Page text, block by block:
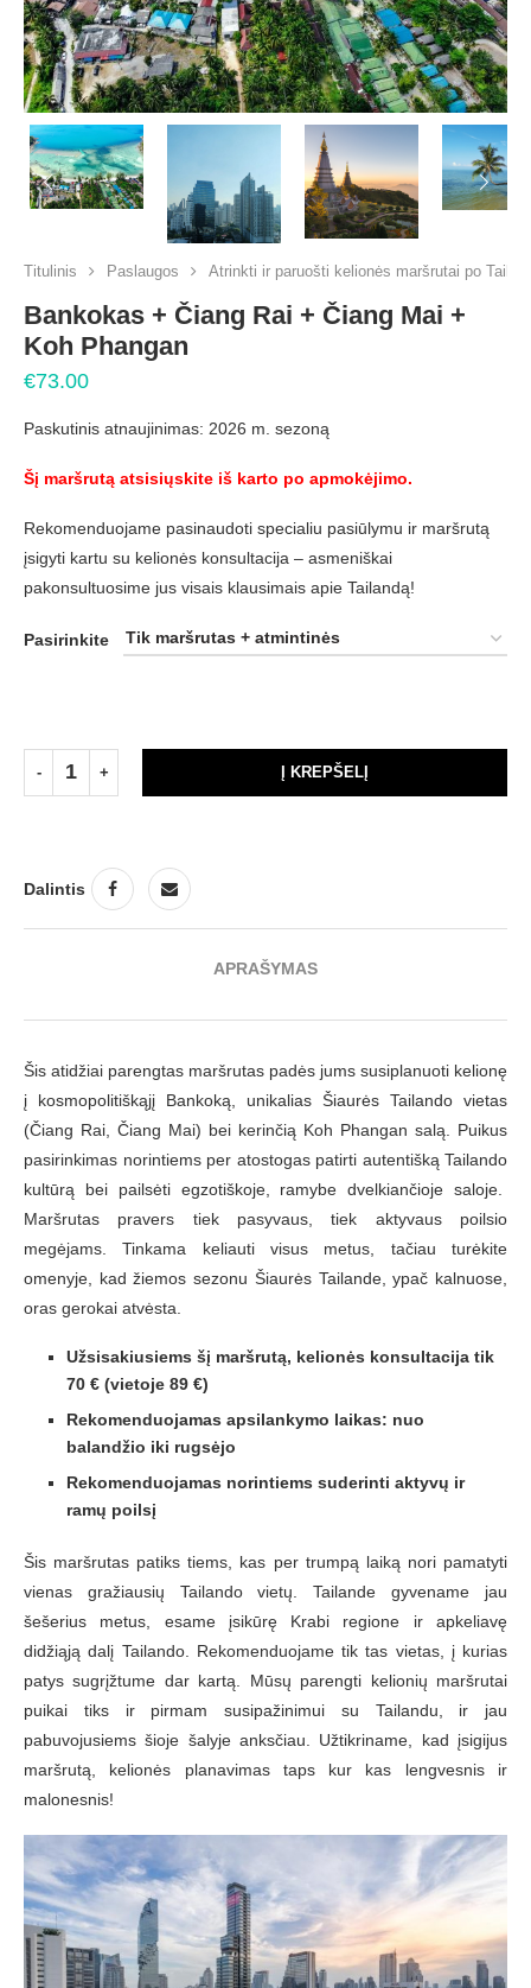
PREVIOUS NEXT
Titulinis Paslaugos Atrinkti ir paruošti kelionės maršrutai po
Bankokas + Čiang Rai + Čiang Mai +
Koh Phangan
€73.00
Paskutinis atnaujinimas: 2026 m. sezoną
Šį maršrutą atsisiųskite iš karto po apmokėjimo.
Rekomenduojame pasinaudoti specialiu pasiūlymu ir maršrutą
įsigyti kartu su kelionės konsultacija – asmeniškai
pakonsultuosime jus visais klausimais apie Tailandą!
Pasirinkite
Į KREPŠELĮ
Dalintis
APRAŠYMAS
Šis atidžiai parengtas maršrutas padės jums susiplanuoti kelionę
į kosmopolitiškąjį Bankoką, unikalias Šiaurės Tailando vietas
(Čiang Rai, Čiang Mai) bei kerinčią Koh Phangan salą. Puikus
pasirinkimas norintiems per atostogas patirti autentišką Tailando
kultūrą bei pailsėti egzotiškoje, ramybe dvelkiančioje saloje.
Maršrutas pravers tiek pasyvaus, tiek aktyvaus poilsio
megėjams. Tinkama keliauti visus metus, tačiau turėkite
omenyje, kad žiemos sezonu Šiaurės Tailande, ypač kalnuose,
oras gerokai atvėsta.
Užsisakiusiems šį maršrutą, kelionės konsultacija tik
70 € (vietoje 89 €)
Rekomenduojamas apsilankymo laikas: nuo
balandžio iki rugsėjo
Rekomenduojamas norintiems suderinti aktyvų ir
ramų poilsį
Šis maršrutas patiks tiems, kas per trumpą laiką nori pamatyti
vienas gražiausių Tailando vietų. Tailande gyvename jau
šešerius metus, esame įsikūrę Krabi regione ir apkeliavę
didžiąją dalį Tailando. Rekomenduojame tik tas vietas, į kurias
patys sugrįžtume dar kartą. Mūsų parengti kelionių maršrutai
puikai tiks ir pirmam susipažinimui su Tailandu, ir jau
pabuvojusiems šioje šalyje anksčiau. Užtikriname, kad įsigijus
maršrutą, kelionės planavimas taps kur kas lengvesnis ir
malonesnis!